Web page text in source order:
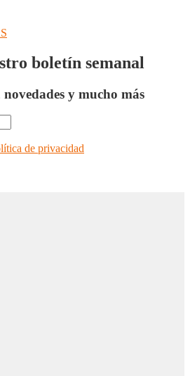
boletín semanal
y mucho más
de privacidad